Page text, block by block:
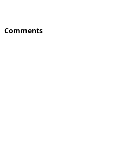
Comments